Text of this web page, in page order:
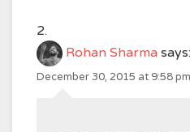
Rohan Sharma says:
December 30, 2015 at 9:58 pm